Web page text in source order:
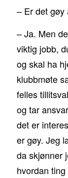
– Er det
– Ja. Men
viktig jobb,
og skal ha
klubbmøte
felles
og tar
det er
er gøy. Jeg
da skjønner
hvordan